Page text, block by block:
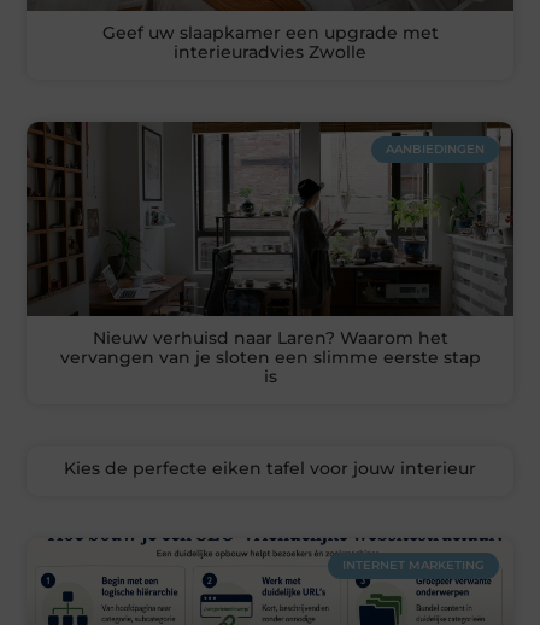
Geef uw slaapkamer een upgrade met
interieuradvies Zwolle
AANBIEDINGEN
Nieuw verhuisd naar Laren? Waarom het
vervangen van je sloten een slimme eerste stap
is
Kies de perfecte eiken tafel voor jouw interieur
INTERNET MARKETING